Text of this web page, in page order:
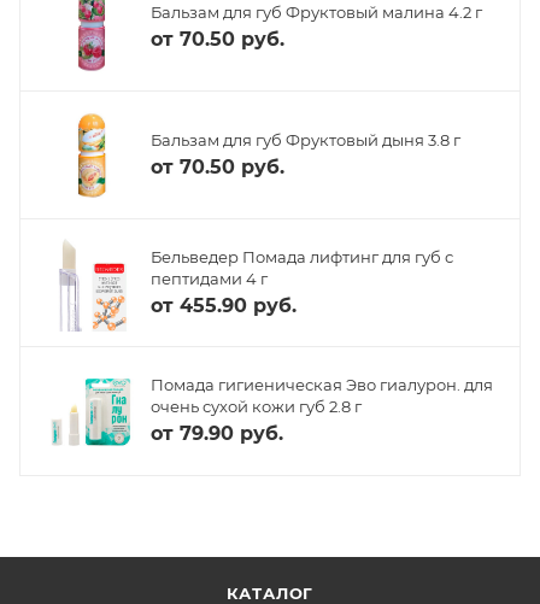
Бальзам для губ Фруктовый малина 4.2 г
от 70.50 руб.
Бальзам для губ Фруктовый дыня 3.8 г
от 70.50 руб.
Бельведер Помада лифтинг для губ с
пептидами 4 г
от 455.90 руб.
Помада гигиеническая Эво гиалурон. для
очень сухой кожи губ 2.8 г
от 79.90 руб.
КАТАЛОГ